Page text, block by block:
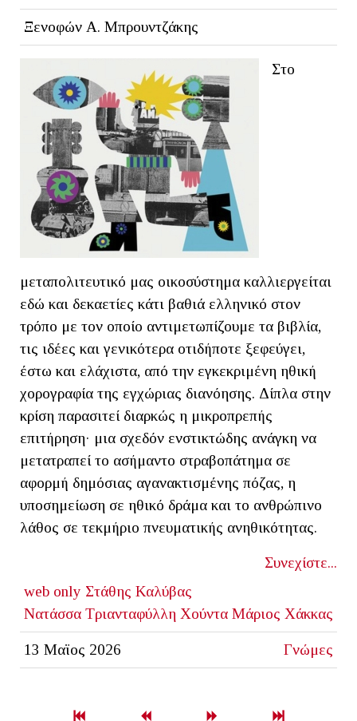
Ξενοφών Α. Μπρουντζάκης
Στο
μεταπολιτευτικό μας οικοσύστημα καλλιεργείται
εδώ και δεκαετίες κάτι βαθιά ελληνικό στον
τρόπο με τον οποίο αντιμετωπίζουμε τα βιβλία,
τις ιδέες και γενικότερα οτιδήποτε ξεφεύγει,
έστω και ελάχιστα, από την εγκεκριμένη ηθική
χορογραφία της εγχώριας διανόησης. Δίπλα στην
κρίση παρασιτεί διαρκώς η μικροπρεπής
επιτήρηση· μια σχεδόν ενστικτώδης ανάγκη να
μετατραπεί το ασήμαντο στραβοπάτημα σε
αφορμή δημόσιας αγανακτισμένης πόζας, η
υποσημείωση σε ηθικό δράμα και το ανθρώπινο
λάθος σε τεκμήριο πνευματικής ανηθικότητας.
Συνεχίστε...
web only Στάθης Καλύβας
Νατάσσα Τριανταφύλλη Χούντα Μάριος Χάκκας
13 Μαϊος 2026 Γνώμες